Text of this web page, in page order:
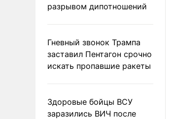
разрывом дипотношений
Гневный звонок Трампа
заставил Пентагон срочно
искать пропавшие ракеты
Здоровые бойцы ВСУ
заразились ВИЧ после